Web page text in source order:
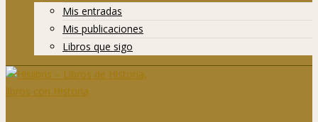
Mis entradas
Mis publicaciones
Libros que sigo